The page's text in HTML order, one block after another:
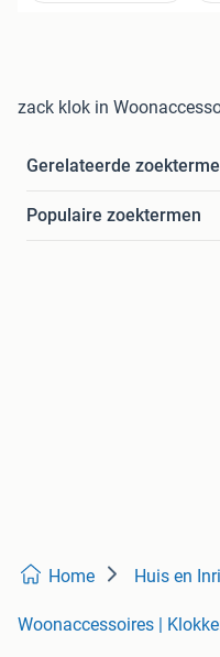
zack klok in
Gerelateerde
Populaire zoektermen
Home Huis en
Woonaccessoires |